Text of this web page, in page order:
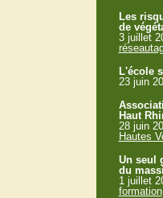
Les
de
3 juillet
L'école
23 juin
Haut
28 juin
Hautes
Un seul
du
1 juillet
formation